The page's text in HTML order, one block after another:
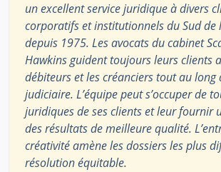
un excellent service juridique à divers
corporatifs et institutionnels du Sud de
depuis 1975. Les avocats du cabinet
Hawkins guident toujours leurs clients
débiteurs et les créanciers tout au long
judiciaire. L’équipe peut s’occuper de
juridiques de ses clients et leur fournir
des résultats de meilleure qualité.
créativité amène les dossiers les plus
résolution équitable.